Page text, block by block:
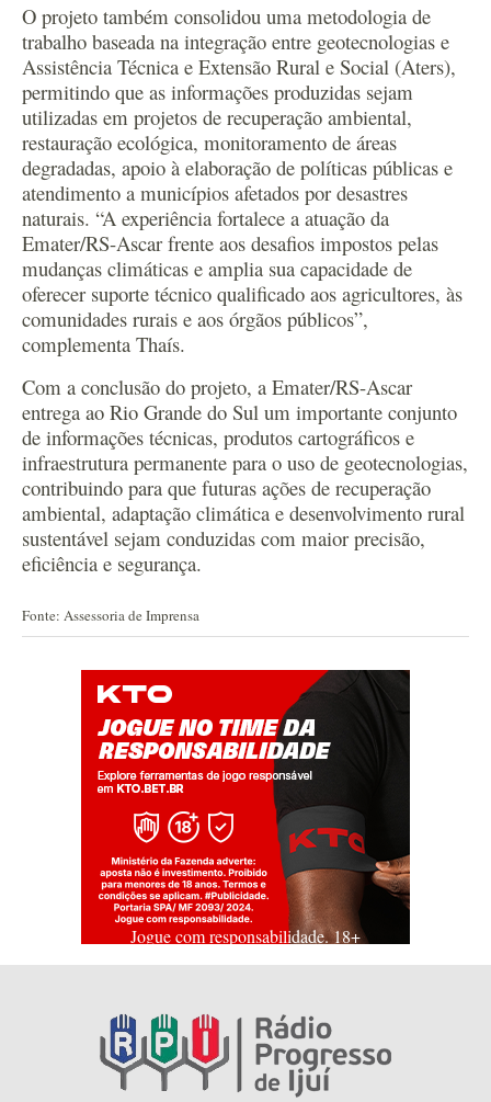
O projeto também consolidou uma metodologia de
trabalho baseada na integração entre geotecnologias e
Assistência Técnica e Extensão Rural e Social (Aters),
permitindo que as informações produzidas sejam
utilizadas em projetos de recuperação ambiental,
restauração ecológica, monitoramento de áreas
degradadas, apoio à elaboração de políticas públicas e
atendimento a municípios afetados por desastres
naturais. “A experiência fortalece a atuação da
Emater/RS-Ascar frente aos desafios impostos pelas
mudanças climáticas e amplia sua capacidade de
oferecer suporte técnico qualificado aos agricultores, às
comunidades rurais e aos órgãos públicos”,
complementa Thaís.
Com a conclusão do projeto, a Emater/RS-Ascar
entrega ao Rio Grande do Sul um importante conjunto
de informações técnicas, produtos cartográficos e
infraestrutura permanente para o uso de geotecnologias,
contribuindo para que futuras ações de recuperação
ambiental, adaptação climática e desenvolvimento rural
sustentável sejam conduzidas com maior precisão,
eficiência e segurança.
Fonte: Assessoria de Imprensa
Jogue com responsabilidade. 18+